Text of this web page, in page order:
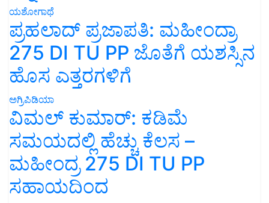
ಯಶೋಗಾಥೆ
ಪ್ರಹಲಾದ್ ಪ್ರಜಾಪತಿ: ಮಹೀಂದ್ರಾ
275 DI TU PP ಜೊತೆಗೆ ಯಶಸ್ಸಿನ
ಹೊಸ ಎತ್ತರಗಳಿಗೆ
ಅಗ್ರಿಪಿಡಿಯಾ
ವಿಮಲ್ ಕುಮಾರ್: ಕಡಿಮೆ
ಸಮಯದಲ್ಲಿ ಹೆಚ್ಚು ಕೆಲಸ –
ಮಹೀಂದ್ರ 275 DI TU PP
ಸಹಾಯದಿಂದ